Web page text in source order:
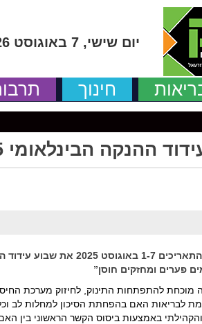
יום שישי, 7 באוגוסט 2026
חינוך
ההנקה הבינלאומי 2025
כללית, ארגון הבריאות הגדול בישראל, תציין בין התאריכים 1-7 באוגוסט
פערים ומחזקים חוסן”
מוכחת להתפתחות התינוק, לחיזוק מערכת
לבריאות האם בהפחתת הסיכון למחלות לב
באמצעות ביסוס הקשר הראשוני בין האם